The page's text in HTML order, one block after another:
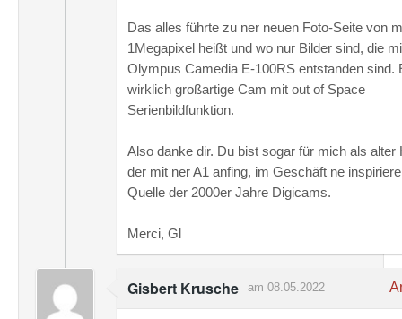
Das alles führte zu ner neuen Foto-Seite von
1Megapixel heißt und wo nur Bilder sind, die
Olympus Camedia E-100RS entstanden sind.
wirklich großartige Cam mit out of Space
Serienbildfunktion.
Also danke dir. Du bist sogar für mich als alter
der mit ner A1 anfing, im Geschäft ne
Quelle der 2000er Jahre Digicams.
Merci, Gl
Gisbert Krusche am 08.05.2022